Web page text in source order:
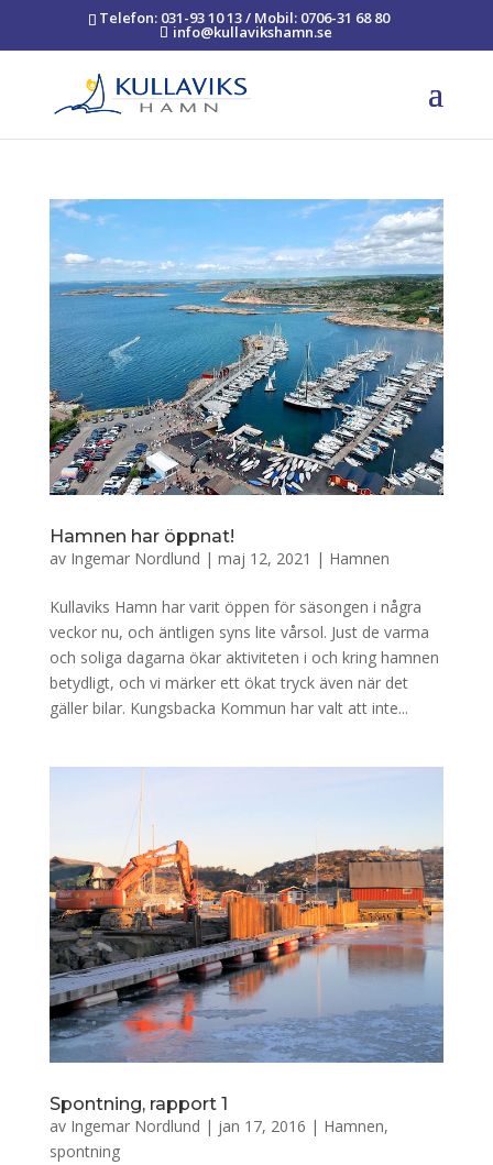
Telefon: 031-93 10 13 / Mobil: 0706-31 68 80
info@kullavikshamn.se
Hamnen har öppnat!
av Ingemar Nordlund | maj 12, 2021 | Hamnen
Kullaviks Hamn har varit öppen för säsongen i några
veckor nu, och äntligen syns lite vårsol. Just de varma
och soliga dagarna ökar aktiviteten i och kring hamnen
betydligt, och vi märker ett ökat tryck även när det
gäller bilar. Kungsbacka Kommun har valt att inte...
Spontning, rapport 1
av Ingemar Nordlund | jan 17, 2016 | Hamnen,
spontning